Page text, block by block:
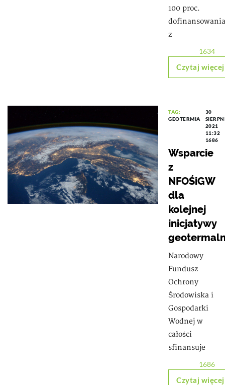
100 proc.
dofinansowania
z
1634
Czytaj więcej
TAG:
GEOTERMIA
30
2021
11:32
1686
Wsparcie
z
NFOŚiGW
dla
kolejnej
inicjatywy
Narodowy
Fundusz
Ochrony
Środowiska i
Gospodarki
Wodnej w
całości
sfinansuje
1686
Czytaj więcej